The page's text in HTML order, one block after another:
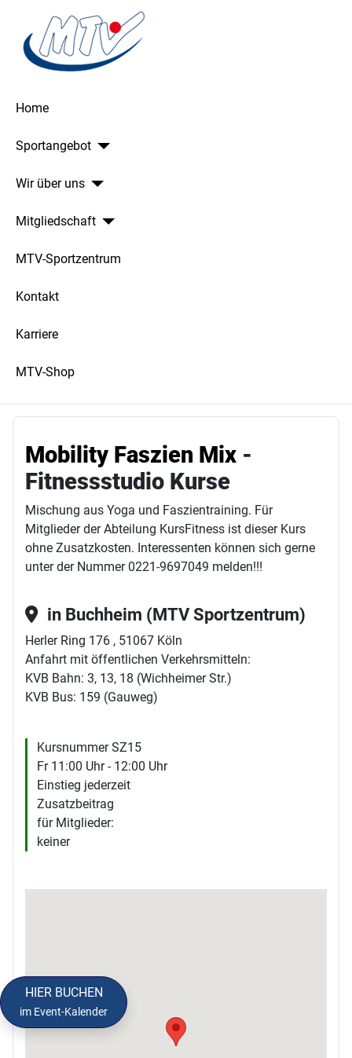
Home
Sportangebot
Wir über uns
Mitgliedschaft
MTV-Sportzentrum
Kontakt
Karriere
MTV-Shop
Mobility Faszien Mix -
Fitnessstudio Kurse
Mischung aus Yoga und Faszientraining. Für
Mitglieder der Abteilung KursFitness ist dieser Kurs
ohne Zusatzkosten. Interessenten können sich gerne
unter der Nummer 0221-9697049 melden!!!
in Buchheim (MTV Sportzentrum)
Herler Ring 176 , 51067 Köln
Anfahrt mit öffentlichen Verkehrsmitteln:
KVB Bahn: 3, 13, 18 (Wichheimer Str.)
KVB Bus: 159 (Gauweg)
Kursnummer SZ15
Fr 11:00 Uhr - 12:00 Uhr
Einstieg jederzeit
Zusatzbeitrag
für Mitglieder:
keiner
HIER BUCHEN
im Event-Kalender